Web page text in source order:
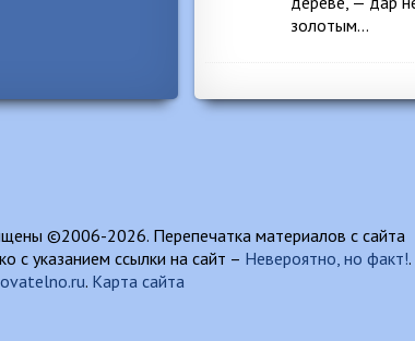
золотым…
©2006-2026. Перепечатка материалов с сайта
с указанием ссылки на сайт – Невероятно, но факт!.
. Карта сайта